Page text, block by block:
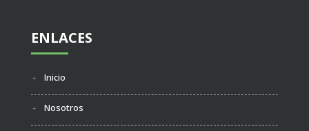
ENLACES
Inicio
Nosotros